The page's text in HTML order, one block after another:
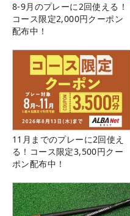
8-9月のプレーに2回使える！
コース限定2,000円クーポン
配布中！
11月までのプレーに2回使え
る！コース限定3,500円クー
ポン配布中！